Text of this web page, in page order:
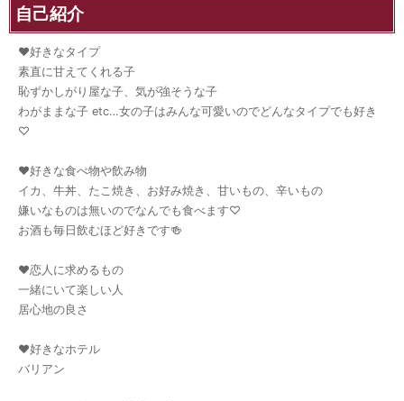
自己紹介
♥好きなタイプ
素直に甘えてくれる子
恥ずかしがり屋な子、気が強そうな子
わがままな子 etc…女の子はみんな可愛いのでどんなタイプでも好き
♡
♥好きな食べ物や飲み物
イカ、牛丼、たこ焼き、お好み焼き、甘いもの、辛いもの
嫌いなものは無いのでなんでも食べます♡
お酒も毎日飲むほど好きです🍻
♥恋人に求めるもの
一緒にいて楽しい人
居心地の良さ
♥好きなホテル
バリアン